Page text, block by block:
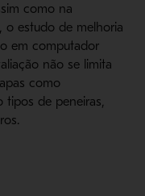
como na
o estudo de melhoria
em computador
não se limita
como
tipos de peneiras,